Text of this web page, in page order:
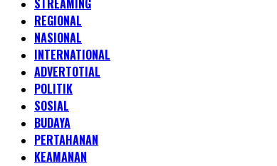
STREAMING
REGIONAL
NASIONAL
INTERNATIONAL
ADVERTOTIAL
POLITIK
SOSIAL
BUDAYA
PERTAHANAN
KEAMANAN